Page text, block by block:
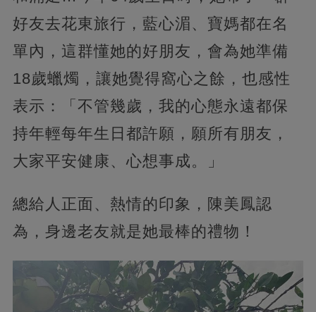
好友去花東旅行，藍心湄、寶媽都在名
單內，這群懂她的好朋友，會為她準備
18歲蠟燭，讓她覺得窩心之餘，也感性
表示：「不管幾歲，我的心態永遠都保
持年輕每年生日都許願，願所有朋友，
大家平安健康、心想事成。」
總給人正面、熱情的印象，陳美鳳認
為，身邊老友就是她最棒的禮物！